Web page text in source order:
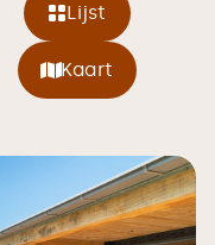
Lijst
Kaart